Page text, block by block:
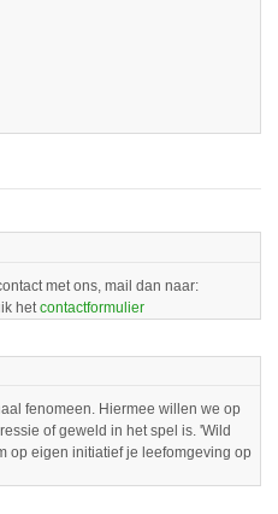
met ons, mail dan naar:
het contactformulier
fenomeen. Hiermee willen we op
of geweld in het spel is. 'Wild
op eigen initiatief je leefomgeving op